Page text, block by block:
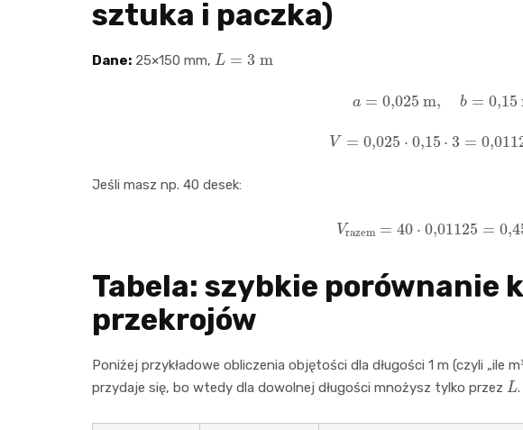
sztuka i paczka)
Dane: 25×150 mm,
L m
a =0,025m b= 0, 15 m
V
0,025 0, 15⋅ 3= 0,01125
Jeśli masz np. 40 desek:
Vrazem 40 0,01125 0,
Tabela: szybkie porównanie
przekrojów
Poniżej przykładowe obliczenia objętości dla długości 1 m (czyli „ile
przydaje się, bo wtedy dla dowolnej długości mnożysz tylko przez
L
.